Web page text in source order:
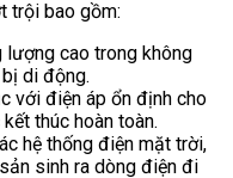
trội bao gồm:
lượng cao trong không
di động.
với điện áp ổn định cho
thúc hoàn toàn.
hệ thống điện mặt trời,
sinh ra dòng điện đi